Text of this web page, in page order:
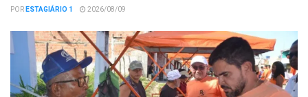
PORESTAGIÁRIO 1 2026/08/09